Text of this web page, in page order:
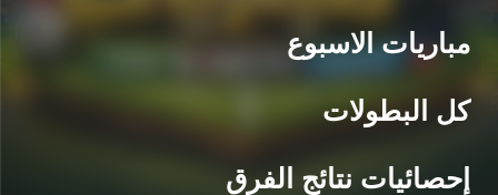
مباريات الاسبوع
كل البطولات
إحصائيات نتائج الفرق